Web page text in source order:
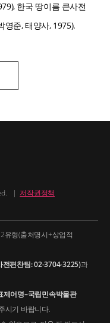
한국 땅이름 큰사전
영준, 태양사, 1975).
| 저작권정책
유형(출처명시+상업적
전편찬팀: 02-3704-3225)과
제어명–국립민속박물관
시기 바랍니다.